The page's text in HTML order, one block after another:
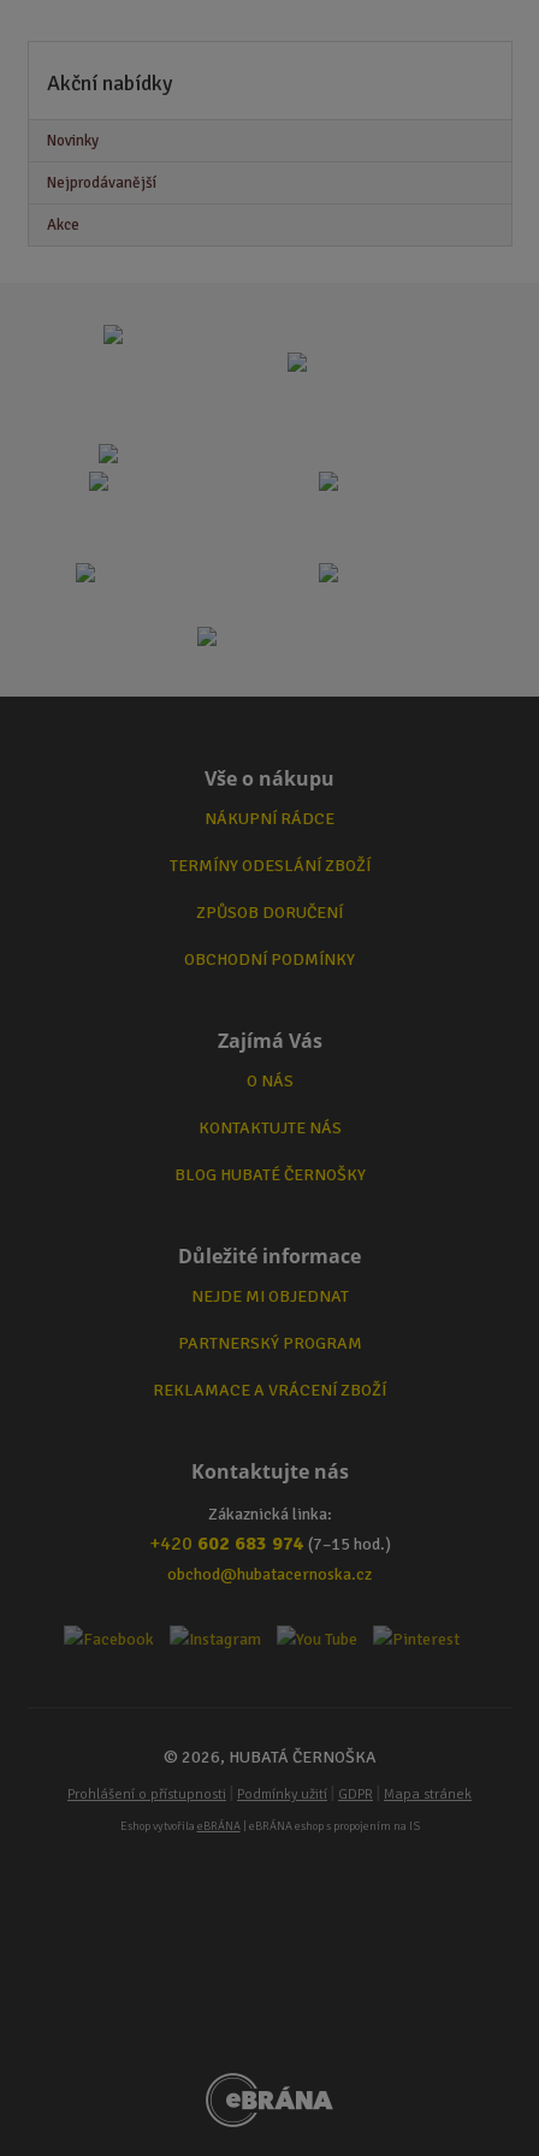
Akční nabídky
Novinky
Nejprodávanější
Akce
Vše o nákupu
NÁKUPNÍ RÁDCE
TERMÍNY ODESLÁNÍ ZBOŽÍ
ZPŮSOB DORUČENÍ
OBCHODNÍ PODMÍNKY
Zajímá Vás
O NÁS
KONTAKTUJTE NÁS
BLOG HUBATÉ ČERNOŠKY
Důležité informace
NEJDE MI OBJEDNAT
PARTNERSKÝ PROGRAM
REKLAMACE A VRÁCENÍ ZBOŽÍ
Kontaktujte nás
Zákaznická linka:
+420 602 683 974 (7–15 hod.)
obchod@hubatacernoska.cz
© 2026, HUBATÁ ČERNOŠKA
Prohlášení o přístupnosti Podmínky užití GDPR Mapa stránek
Eshop vytvořila eBRÁNA| eBRÁNA eshop s propojením na IS